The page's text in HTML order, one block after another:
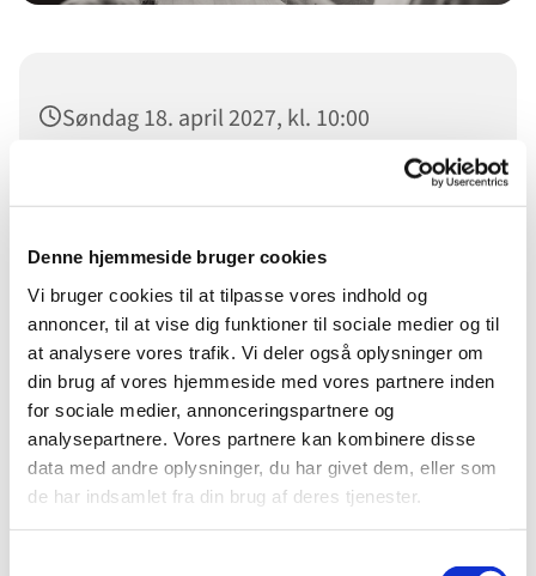
Denne hjemmeside bruger cookies
Vi bruger cookies til at tilpasse vores indhold og
annoncer, til at vise dig funktioner til sociale medier og til
at analysere vores trafik. Vi deler også oplysninger om
din brug af vores hjemmeside med vores partnere inden
for sociale medier, annonceringspartnere og
analysepartnere. Vores partnere kan kombinere disse
data med andre oplysninger, du har givet dem, eller som
de har indsamlet fra din brug af deres tjenester.
Søndag 18. april 2027, kl. 10:00
Sønderborg Frikirke, Damgade 94, 6400
Velkommen til Gudstjeneste i Sønderborg Frikirke.
Du er velkommen